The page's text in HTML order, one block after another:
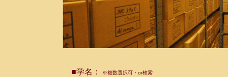
■学名： ※複数選択可・or検索